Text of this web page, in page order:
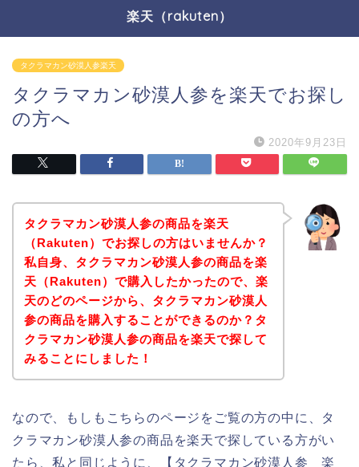
楽天（rakuten）
タクラマカン砂漠人参楽天
タクラマカン砂漠人参を楽天でお探し
の方へ
2020年9月23日
タクラマカン砂漠人参の商品を楽天
（Rakuten）でお探しの方はいませんか？
私自身、タクラマカン砂漠人参の商品を楽
天（Rakuten）で購入したかったので、楽
天のどのページから、タクラマカン砂漠人
参の商品を購入することができるのか？タ
クラマカン砂漠人参の商品を楽天で探して
みることにしました！
なので、もしもこちらのページをご覧の方の中に、タ
クラマカン砂漠人参の商品を楽天で探している方がい
たら、私と同じように、【タクラマカン砂漠人参 楽